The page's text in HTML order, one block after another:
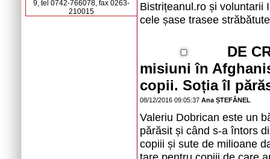
9, tel 0742-766078, fax 0263-
210015
Bistrițeanul.ro și voluntarii
cele șase trasee
DE
misiuni în
copii. Soția îl
08/12/2016 09:05:37 Ana ȘTEFĂNEL
Valeriu Dobrican este un
părăsit și când s-a întors
copiii și sute de milioane